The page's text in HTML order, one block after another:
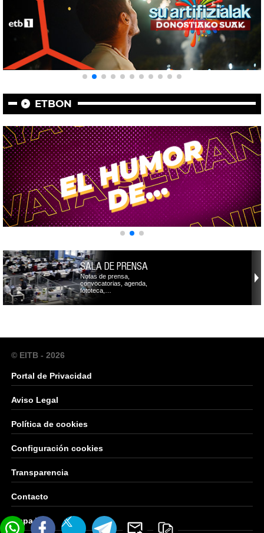
ETBON
SALA DE PRENSA
Notas de prensa,
convocatorias, agenda,
fototeca,…
© EITB - 2026
Portal de Privacidad
Aviso Legal
Política de cookies
Configuración cookies
Transparencia
Contacto
Mapa Web